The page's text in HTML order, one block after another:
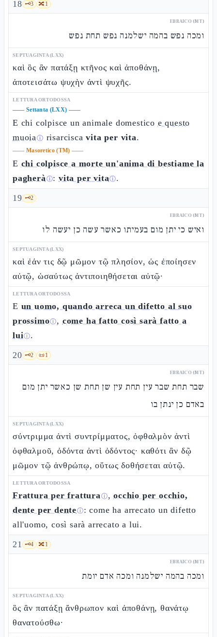
18 🗝️3 🔀1
EBRAICO (MT)
ומכה נפש בהמה ישלמנה נפש תחת נפש
SEPTUAGINTA (LXX)
καὶ ὃς ἂν πατάξῃ κτῆνος καὶ ἀποθάνῃ,
ἀποτεισάτω ψυχὴν ἀντὶ ψυχῆς.
LETTURA ORTODOSSA
—— Settanta (LXX) ——
E chi colpisce un animale domestico e questo
muoiaⓘ risarciscavita per vita.
—— Masoretico (TM) ——
E chi colpisce a morte un'anima di bestiame la
pagheràⓘ:vita per vitaⓘ.
19 🗝️2
EBRAICO (MT)
ואיש כי יתן מום בעמיתו כאשר עשה כן יעשה לו
SEPTUAGINTA (LXX)
καὶ ἐάν τις δῷ μῶμον τῷ πλησίον, ὡς ἐποίησεν
αὐτῷ, ὡσαύτως ἀντιποιηθήσεται αὐτῷ·
LETTURA ORTODOSSA
E un uomo, quando arreca un difetto al suo
prossimoⓘ, come ha fatto così sarà fatto a
luiⓘ.
20 🗝️2 📜1
EBRAICO (MT)
שבר תחת שבר עין תחת עין שן תחת שן כאשר יתן מום
באדם כן ינתן בו
SEPTUAGINTA (LXX)
σύντριμμα ἀντὶ συντρίμματος, ὀφθαλμὸν ἀντὶ
ὀφθαλμοῦ, ὀδόντα ἀντὶ ὀδόντος· καθότι ἂν δῷ
μῶμον τῷ ἀνθρώπῳ, οὕτως δοθήσεται αὐτῷ.
LETTURA ORTODOSSA
Frattura per fratturaⓘ,occhio per occhio,
dente per denteⓘ: come ha arrecato un difetto
all'uomo, così sarà arrecato a lui.
21 🗝️4 🔀1
EBRAICO (MT)
ומכה בהמה ישלמנה ומכה אדם יומת
SEPTUAGINTA (LXX)
ὃς ἂν πατάξῃ ἄνθρωπον καὶ ἀποθάνῃ, θανάτῳ
θανατούσθω·